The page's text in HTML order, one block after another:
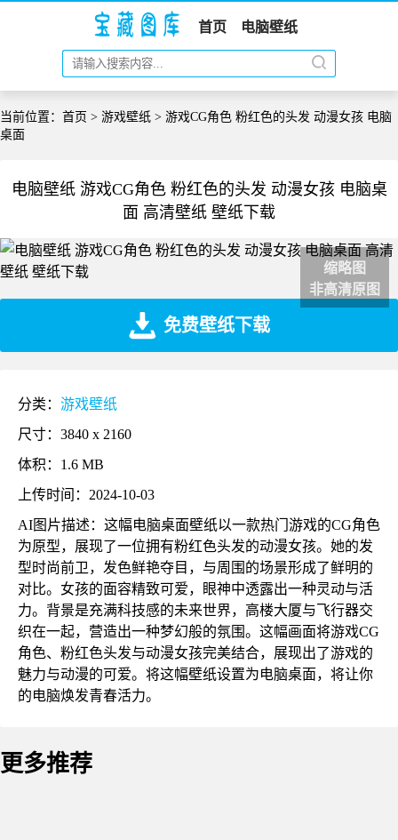
首页 电脑壁纸
当前位置： 首页 > 游戏壁纸 > 游戏CG角色 粉红色的头发 动漫女孩 电脑
桌面
电脑壁纸 游戏CG角色 粉红色的头发 动漫女孩 电脑桌
面 高清壁纸 壁纸下载
缩略图
非高清原图
免费壁纸下载
分类： 游戏壁纸
尺寸：3840 x 2160
体积：1.6 MB
上传时间：2024-10-03
AI图片描述：这幅电脑桌面壁纸以一款热门游戏的CG角色
为原型，展现了一位拥有粉红色头发的动漫女孩。她的发
型时尚前卫，发色鲜艳夺目，与周围的场景形成了鲜明的
对比。女孩的面容精致可爱，眼神中透露出一种灵动与活
力。背景是充满科技感的未来世界，高楼大厦与飞行器交
织在一起，营造出一种梦幻般的氛围。这幅画面将游戏CG
角色、粉红色头发与动漫女孩完美结合，展现出了游戏的
魅力与动漫的可爱。将这幅壁纸设置为电脑桌面，将让你
的电脑焕发青春活力。
更多推荐